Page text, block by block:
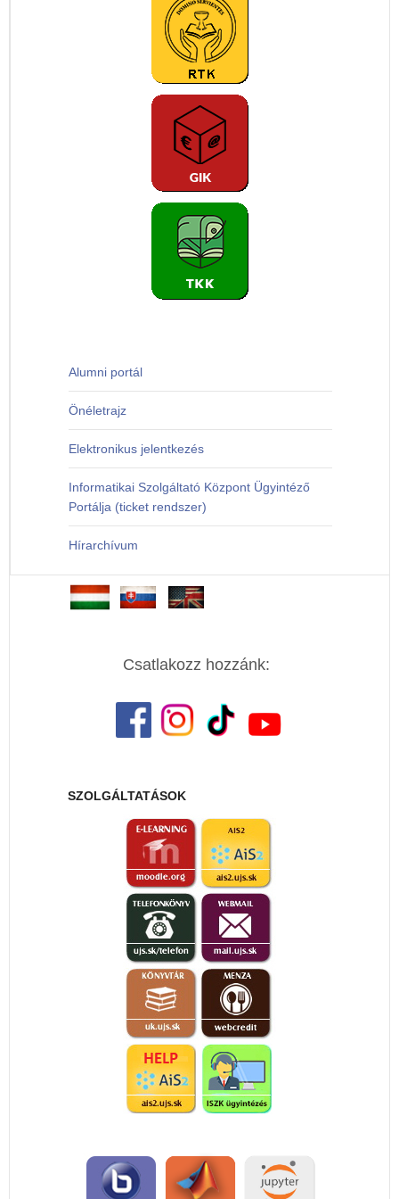
Alumni portál
Önéletrajz
Elektronikus jelentkezés
Informatikai Szolgáltató Központ Ügyintéző
Portálja (ticket rendszer)
Hírarchívum
Csatlakozz hozzánk:
SZOLGÁLTATÁSOK